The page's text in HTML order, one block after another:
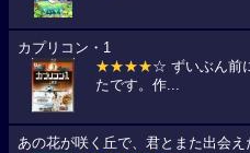
カプリコン・1
★★★★☆ ずいぶん前
たです。作...
あの花が咲く丘で、君とまた出会え